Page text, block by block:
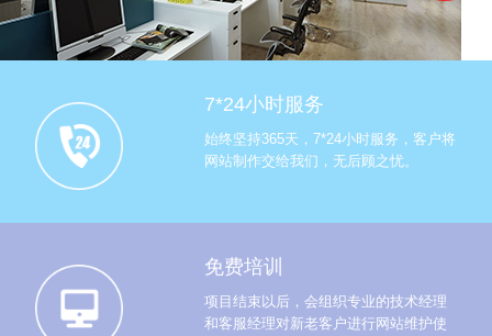
7*24小时服务
始终坚持365天，7*24小时服务，客户将
网站制作交给我们，无后顾之忧。
免费培训
项目结束以后，会组织专业的技术经理
和客服经理对新老客户进行网站维护使